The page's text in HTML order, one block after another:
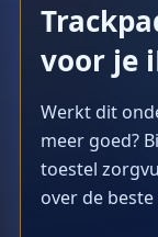
voor je
Werkt dit
meer goed?
toestel
over de